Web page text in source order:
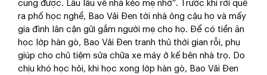
cũng được. Lâu lâu về nhà kẻo mẹ nhớ”. Trước khi rời quê
ra phố học nghề, Bao Vải Đen tới nhà ông cậu họ và mấy
gia đình lân cận gửi gắm người mẹ cho họ. Để có tiền ăn
học lớp hàn gò, Bao Vải Đen tranh thủ thời gian rỗi, phụ
giúp cho chủ tiệm sửa chữa xe máy ở kế bên nhà trọ. Do
chịu khó học hỏi, khi học xong lớp hàn gò, Bao Vải Đen